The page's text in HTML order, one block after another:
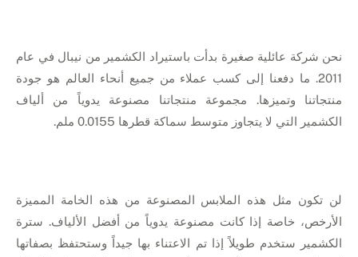
نحن شركة عائلية صغيرة بدأت باستيراد الكشمير من نيبال في عام
2011. ما دفعنا إلى كسب عملاء من جميع أنحاء العالم هو جودة
منتجاتنا وتميزها. مجموعة منتجاتنا مصنوعة يدوياً من ألياف
الكشمير التي لا يتجاوز متوسط سماكة قطرها 0.0155 ملم.
لن تكون مثل هذه الملابس المصنوعة من هذه الخامة المميزة
الأرخص، خاصة إذا كانت مصنوعة يدوياً من أفضل الألياف. سترة
الكشمير ستخدم طويلاً إذا تم الاعتناء بها جيداً وستحتفظ بصفاتها